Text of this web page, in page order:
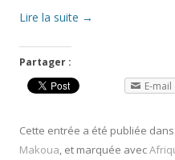
Lire la suite →
Partager :
E-mail
Cette entrée a été publiée dans
Makoua , et marquée avec